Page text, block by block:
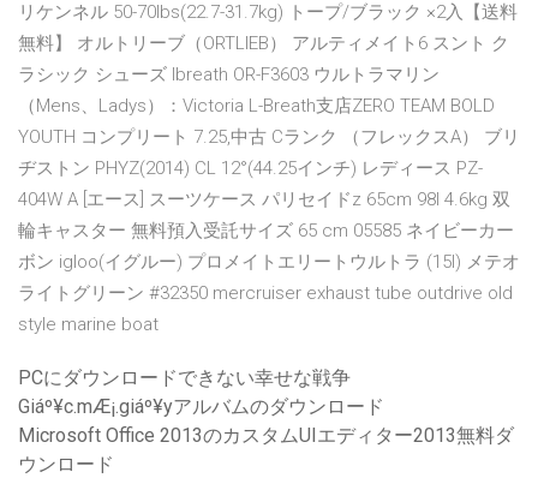
リケンネル 50-70lbs(22.7-31.7kg) トープ/ブラック ×2入【送料
無料】 オルトリーブ（ORTLIEB） アルティメイト6 スント ク
ラシック シューズ lbreath OR-F3603 ウルトラマリン
（Mens、Ladys）：Victoria L-Breath支店ZERO TEAM BOLD
YOUTH コンプリート 7.25,中古 Cランク （フレックスA） ブリ
ヂストン PHYZ(2014) CL 12°(44.25インチ) レディース PZ-
404W A [エース] スーツケース パリセイドz 65cm 98l 4.6kg 双
輪キャスター 無料預入受託サイズ 65 cm 05585 ネイビーカー
ボン igloo(イグルー) プロメイトエリートウルトラ (15l) メテオ
ライトグリーン #32350 mercruiser exhaust tube outdrive old
style marine boat
PCにダウンロードできない幸せな戦争
Giáº¥c.mÆ¡.giáº¥yアルバムのダウンロード
Microsoft Office 2013のカスタムUIエディター2013無料ダ
ウンロード